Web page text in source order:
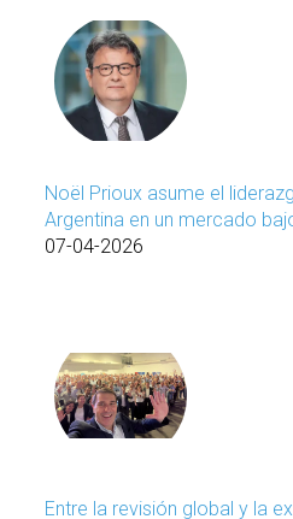
Noël Prioux asume el
Argentina en un mercado
07-04-2026
Entre la revisión global y la